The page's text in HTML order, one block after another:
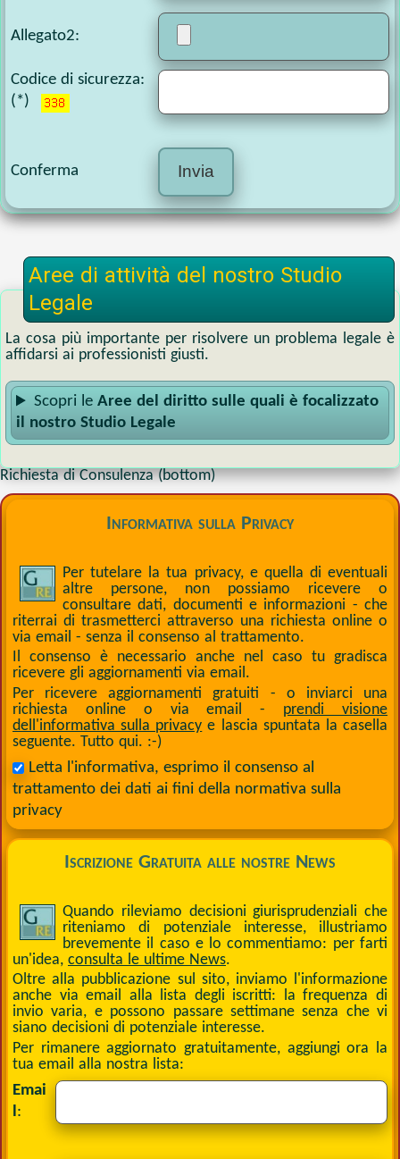
Allegato2:
Codice di sicurezza:
(*)
Conferma
Aree di attività del nostro Studio
Legale
La cosa più importante per risolvere un problema legale è
affidarsi ai professionisti giusti.
Scopri leAree del diritto sulle quali è focalizzato
il nostro Studio Legale
Richiesta di Consulenza (bottom)
Informativa sulla Privacy
Per tutelare la tua privacy, e quella di eventuali
altre persone, non possiamo ricevere o
consultare dati, documenti e informazioni - che
riterrai di trasmetterci attraverso una richiesta online o
via email - senza il consenso al trattamento.
Il consenso è necessario anche nel caso tu gradisca
ricevere gli aggiornamenti via email.
Per ricevere aggiornamenti gratuiti - o inviarci una
richiesta online o via email - prendi visione
dell'informativa sulla privacy e lascia spuntata la casella
seguente. Tutto qui. :-)
Letta l'informativa, esprimo il consenso al
trattamento dei dati ai fini della normativa sulla
privacy
Iscrizione Gratuita alle nostre News
Quando rileviamo decisioni giurisprudenziali che
riteniamo di potenziale interesse, illustriamo
brevemente il caso e lo commentiamo: per farti
un'idea, consulta le ultime News.
Oltre alla pubblicazione sul sito, inviamo l'informazione
anche via email alla lista degli iscritti: la frequenza di
invio varia, e possono passare settimane senza che vi
siano decisioni di potenziale interesse.
Per rimanere aggiornato gratuitamente, aggiungi ora la
tua email alla nostra lista:
Emai
: